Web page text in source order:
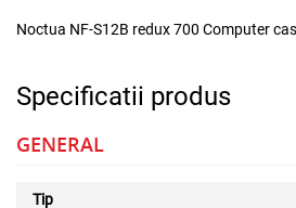
Noctua NF-S12B redux 700 Computer
Specificatii produs
GENERAL
Tip